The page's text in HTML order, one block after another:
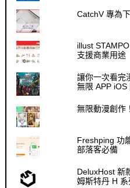
CatchV 專為
illust
支援商業用途
讓你一次看完
無限 APP iOS
無限動漫創作
Freshping 功
部落客必備
DeluxHost 新
姆斯特丹 H